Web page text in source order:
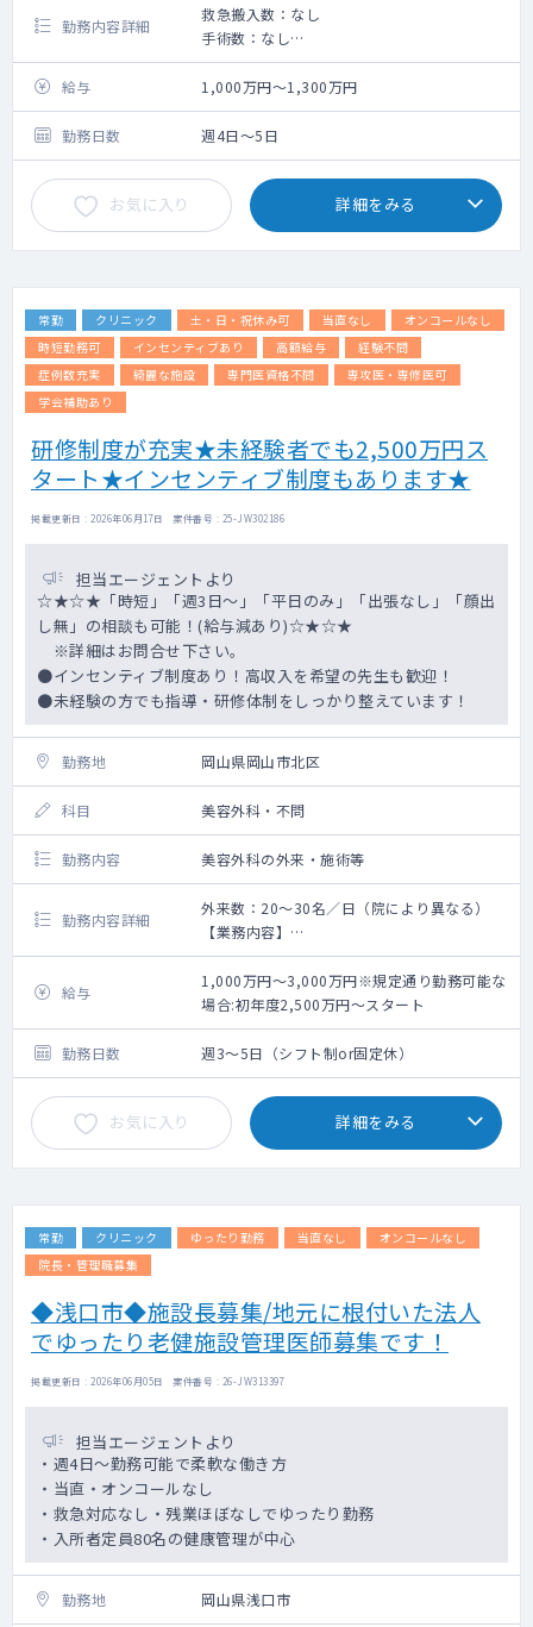
勤務内容詳細
救急搬入数：なし
手術数：なし
療養病床の病棟管理業務をお願いいたしま
す。
【施設概要】
◇ 病床数 ： 約60床
◇ 施設区分 ： 療養型
◇ 救急告示 ： 救急告示なし
給与 1,000万円～1,300万円
勤務日数 週4日～5日
お気に入り 詳細をみる
常勤 クリニック 土・日・祝休み可 当直なし
オンコールなし
時短勤務可
インセンティブあり 高額給与
経験不問
症例数充実
綺麗な施設 専門医資格不問
専攻医・専修医可
学会補助あり
研修制度が充実★未経験者でも2,500万円ス
タート★インセンティブ制度もあります★
掲載更新日 : 2026年06月17日 案件番号 : 25-JW302186
担当エージェントより
☆★☆★「時短」「週3日～」「平日のみ」「出張なし」「顔出
し無」の相談も可能！(給与減あり)☆★☆★
※詳細はお問合せ下さい。
●インセンティブ制度あり！高収入を希望の先生も歓迎！
●未経験の方でも指導・研修体制をしっかり整えています！
勤務地 岡山県岡山市北区
科目 美容外科・不問
勤務内容 美容外科の外来・施術等
勤務内容詳細
外来数：20～30名／日（院により異なる）
【業務内容】
注射から始まり複雑切開系まで徐々にステ
ップアップしていきます。
骨を削るような大掛かりなオペまでは実施
していません。
現状では下肢静脈瘤治療はほとんど行って
おりません。
【研修について】
美容領域での勤務経験がある方も全くの未
経験の方も「グループのイズムや方針」を理
スキルに応じての段階的にステップを踏む研
ことが出来ます。
希望エリアをメインに他エリア（通勤可能
な範囲）を含む各院をローテーションでまわ
っていただきます。
地域により患者層や症例にも偏りがある
為、幅広く経験を積んでいただく事を目的と
しています。
各エリアには指導担当の先生も在籍してい
ます。
給与
1,000万円～3,000万円※規定通り勤務可能な
場合:初年度2,500万円～スタート
勤務日数 週3～5日（シフト制or固定休）
お気に入り 詳細をみる
常勤 クリニック ゆったり勤務 当直なし
オンコールなし
院長・管理職募集
◆浅口市◆施設長募集/地元に根付いた法人
でゆったり老健施設管理医師募集です！
掲載更新日 : 2026年06月05日 案件番号 : 26-JW313397
担当エージェントより
・週4日～勤務可能で柔軟な働き方
・当直・オンコールなし
・救急対応なし・残業ほぼなしでゆったり勤務
・入所者定員80名の健康管理が中心
勤務地 岡山県浅口市